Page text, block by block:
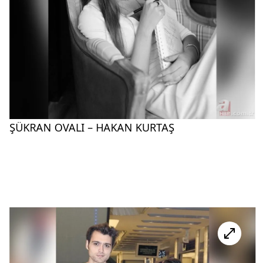
ŞÜKRAN OVALI – HAKAN KURTAŞ